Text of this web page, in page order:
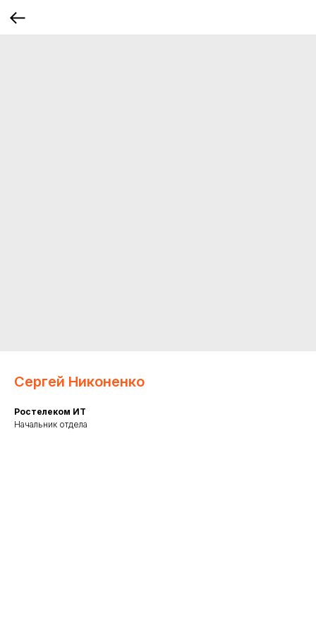
Сергей Никоненко
Ростелеком ИТ
Начальник отдела